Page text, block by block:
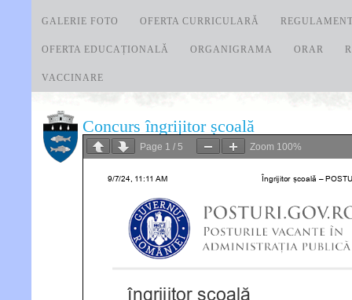
care s-a
GALERIE FOTO OFERTA CURRICULARĂ
OFERTA EDUCAȚIONALĂ ORGANIGRAMA ORAR
VACCINARE
Concurs îngrijitor școală
Page 1 / 5 Zoom 100%